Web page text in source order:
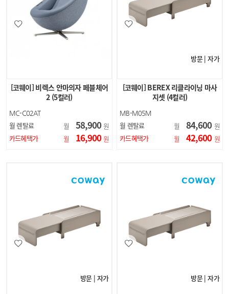
[코웨이] 비렉스 안마의자 페블체어
2 (5컬러)
MC-C02AT
월 렌탈료 월 58,900 원
카드혜택가
월 16,900 원
방문 | 자가
[코웨이] BEREX 리클라이닝 마사
지셋 (4컬러)
MB-M05M
월 렌탈료 월 84,600 원
카드혜택가
월 42,600 원
방문 | 자가 방문 | 자가